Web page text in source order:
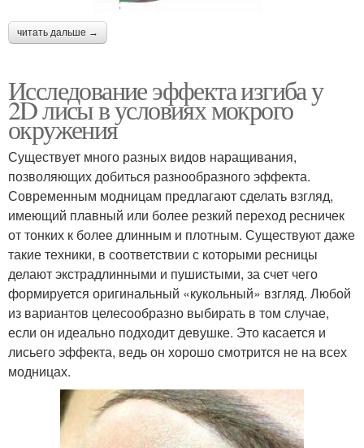
читать дальше →
Исследование эффекта изгиба у
2D лисы в условиях мокрого
окружения
Существует много разных видов наращивания,
позволяющих добиться разнообразного эффекта.
Современным модницам предлагают сделать взгляд,
имеющий плавный или более резкий переход ресничек
от тонких к более длинным и плотным. Существуют даже
такие техники, в соответствии с которыми ресницы
делают экстрадлинными и пушистыми, за счет чего
формируется оригинальный «кукольный» взгляд. Любой
из вариантов целесообразно выбирать в том случае,
если он идеально подходит девушке. Это касается и
лисьего эффекта, ведь он хорошо смотрится не на всех
модницах.